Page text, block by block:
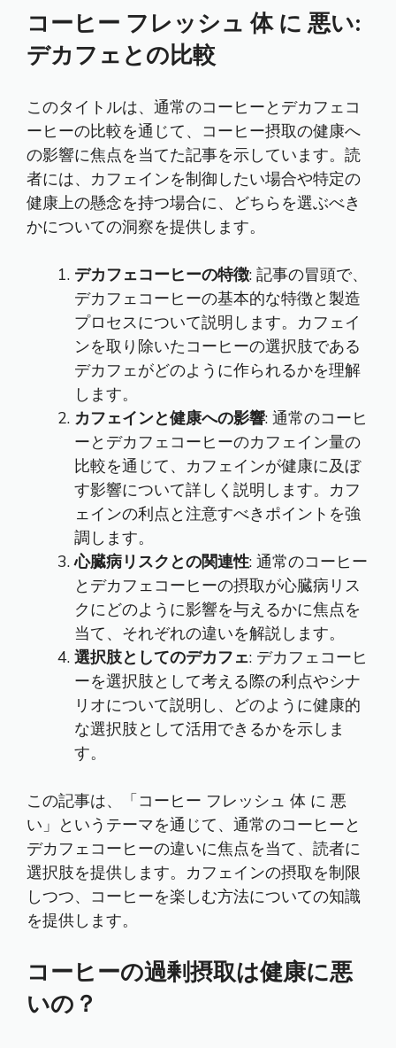
コーヒー フレッシュ 体 に 悪い:
デカフェとの比較
このタイトルは、通常のコーヒーとデカフェコ
ーヒーの比較を通じて、コーヒー摂取の健康へ
の影響に焦点を当てた記事を示しています。読
者には、カフェインを制御したい場合や特定の
健康上の懸念を持つ場合に、どちらを選ぶべき
かについての洞察を提供します。
デカフェコーヒーの特徴: 記事の冒頭で、
デカフェコーヒーの基本的な特徴と製造
プロセスについて説明します。カフェイ
ンを取り除いたコーヒーの選択肢である
デカフェがどのように作られるかを理解
します。
カフェインと健康への影響: 通常のコーヒ
ーとデカフェコーヒーのカフェイン量の
比較を通じて、カフェインが健康に及ぼ
す影響について詳しく説明します。カフ
ェインの利点と注意すべきポイントを強
調します。
心臓病リスクとの関連性: 通常のコーヒー
とデカフェコーヒーの摂取が心臓病リス
クにどのように影響を与えるかに焦点を
当て、それぞれの違いを解説します。
選択肢としてのデカフェ: デカフェコーヒ
ーを選択肢として考える際の利点やシナ
リオについて説明し、どのように健康的
な選択肢として活用できるかを示しま
す。
この記事は、「コーヒー フレッシュ 体 に 悪
い」というテーマを通じて、通常のコーヒーと
デカフェコーヒーの違いに焦点を当て、読者に
選択肢を提供します。カフェインの摂取を制限
しつつ、コーヒーを楽しむ方法についての知識
を提供します。
コーヒーの過剰摂取は健康に悪
いの？